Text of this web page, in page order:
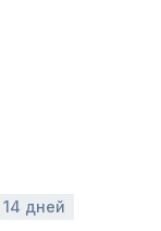
дней